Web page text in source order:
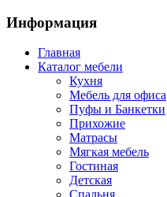
Информация
Главная
Каталог мебели
Кухня
Мебель для офиса
Пуфы и Банкетки
Прихожие
Матрасы
Мягкая мебель
Гостиная
Детская